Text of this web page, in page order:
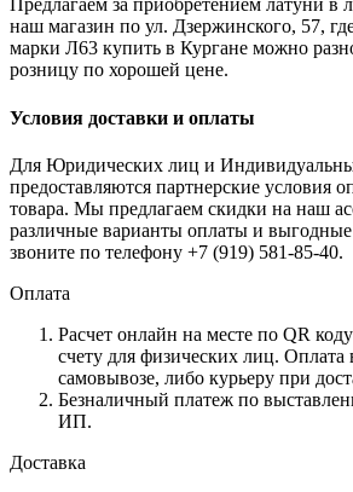
Предлагаем за приобретением латуни в
наш магазин по ул. Дзержинского, 57,
марки Л63 купить в Кургане можно
розницу по хорошей цене.
Условия доставки и оплаты
Для Юридических лиц и
предоставляются партнерские условия
товара. Мы предлагаем скидки на наш
различные варианты оплаты и выгодные
звоните по телефону +7 (919) 581-85-40.
Оплата
Расчет онлайн на месте по QR
счету для физических лиц.
самовывозе, либо курьеру при
Безналичный платеж по
ИП.
Доставка